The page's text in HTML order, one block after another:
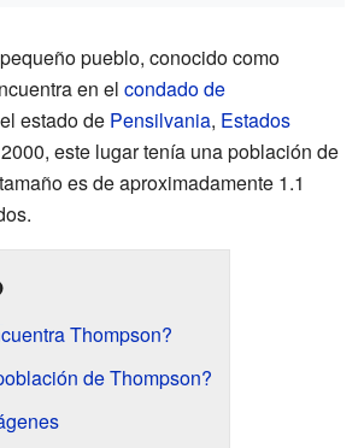
pueblo, conocido como
en el condado de
estado de Pensilvania, Estados
este lugar tenía una población de
es de aproximadamente 1.1
Thompson?
de Thompson?